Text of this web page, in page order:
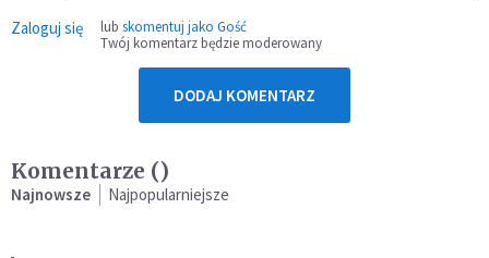
Zaloguj się lub skomentuj jako Gość
Twój komentarz będzie moderowany
DODAJ KOMENTARZ
Komentarze ()
Najnowsze Najpopularniejsze